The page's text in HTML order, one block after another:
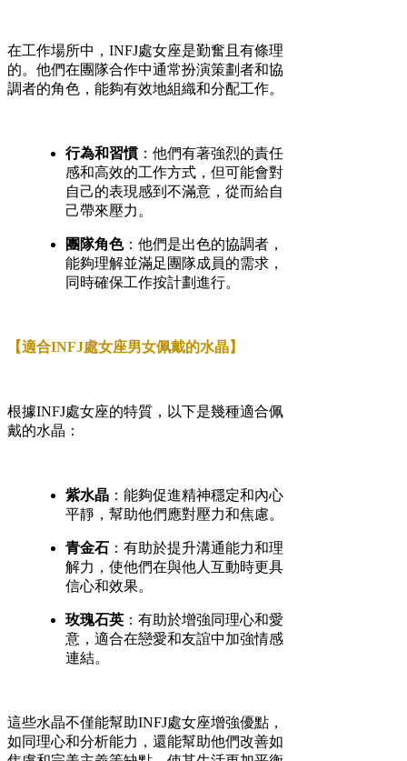
在工作場所中，INFJ處女座是勤奮且有條理
的。他們在團隊合作中通常扮演策劃者和協
調者的角色，能夠有效地組織和分配工作。
行為和習慣：他們有著強烈的責任
感和高效的工作方式，但可能會對
自己的表現感到不滿意，從而給自
己帶來壓力。
團隊角色：他們是出色的協調者，
能夠理解並滿足團隊成員的需求，
同時確保工作按計劃進行。
【適合INFJ處女座男女佩戴的水晶】
根據INFJ處女座的特質，以下是幾種適合佩
戴的水晶：
紫水晶 ：能夠促進精神穩定和內心
平靜，幫助他們應對壓力和焦慮。
青金石 ：有助於提升溝通能力和理
解力，使他們在與他人互動時更具
信心和效果。
玫瑰石英 ：有助於增強同理心和愛
意，適合在戀愛和友誼中加強情感
連結。
這些水晶不僅能幫助INFJ處女座增強優點，
如同理心和分析能力，還能幫助他們改善如